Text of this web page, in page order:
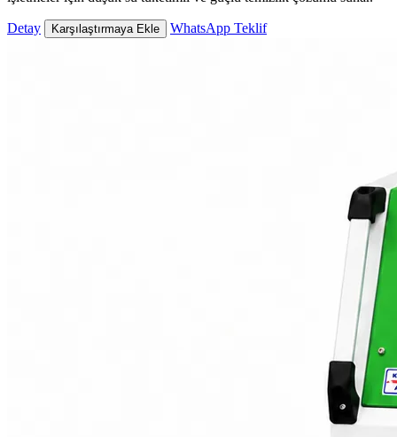
Detay Karşılaştırmaya Ekle WhatsApp Teklif